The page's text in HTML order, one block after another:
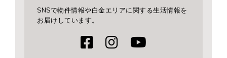
SNSで物件情報や白金エリアに関する生活情報を
お届けしています。